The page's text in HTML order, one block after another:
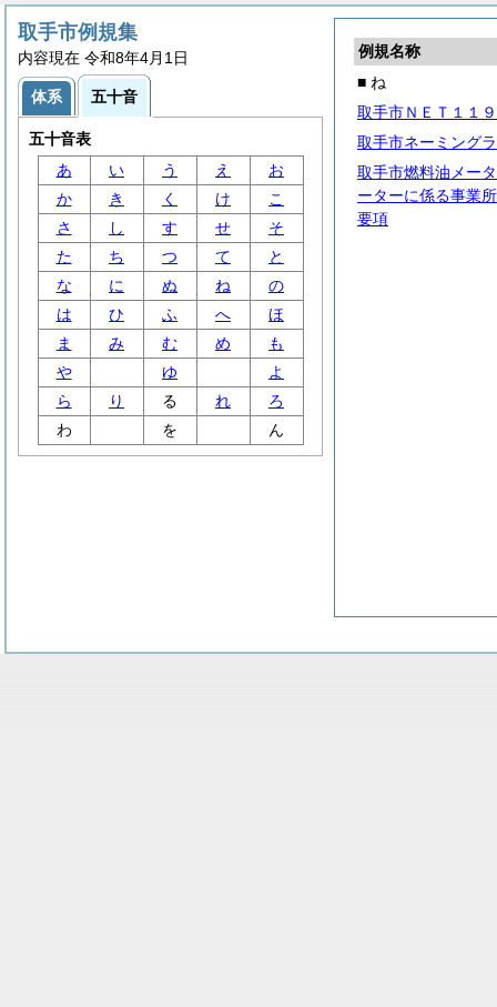
例規名称
■ ね
取手市ＮＥＴ１１
取手市ネーミング
取手市燃料油メー
ーターに係る事業
要項
取手市例規集
内容現在 令和8年4月1日
体系 五十音
五十音表
あ
い う え
お
か
き く け
こ
さ
し す せ
そ
た
ち つ て
と
な
に ぬ ね
の
は
ひ ふ へ
ほ
ま
み む め
も
や
ゆ
よ
ら
り る れ
ろ
わ
を ん